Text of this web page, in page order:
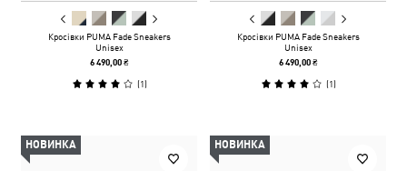
Кросівки PUMA Fade Sneakers
Unisex
6 490,00 ₴
(1)
Кросівки PUMA Fade Sneakers
Unisex
6 490,00 ₴
(1)
НОВИНКА НОВИНКА